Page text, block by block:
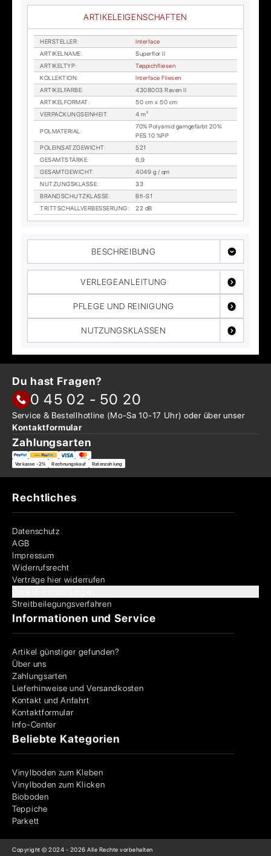
ARTIKELEIGENSCHAFTEN
HER­STEL­LER:
In­ter­face
AR­TI­KEL­NA­ME:
Su­per­flor II
AR­TI­KEL­TYP:
Tep­pich­flie­sen
KOL­LEK­TI­ON:
In­ter­face Flie­sen
AR­TI­KEL­FAR­BE:
4308003 Ra­ven II
AR­TI­KEL­FOR­MAT:
50 cm x 50 cm
VER­PA­CKUNGS­EIN­HEIT: 4 m²
POL­MA­TE­RI­AL :
70% Po­ly­amid garn­ge­färbt 20%
PES 10 %PP
POL­EIN­SATZ­GE­WICHT:
521
GE­SAMT­STÄR­KE:
6,9
GE­SAMT­GE­WICHT:
4049 g / qm
NUT­ZUNGS­KLAS­SE:
33
BRAND­SCHUTZ­KLAS­SE:
Bfl-S1
TRITT­SCHALL­VER­BES­SE­RUNG: 22 dB
BESCHREIBUNG
VERLEGEANLEITUNG
PFLEGE UND REINIGUNG
NUTZUNGSKLASSEN
Du hast Fragen?
0 45 02 - 50 20
Service & Bestellhotline (Mo-Sa 10-17 Uhr) oder überunser
Kontaktformular
Zahlungsarten
Vorkasse -2% Rechnungskauf Ratenzahlung
Rechtliches
Datenschutz
AGB
Impressum
Widerrufsrecht
Verträge hier widerrufen
Streitbeilegungsverfahren
Informationen und Service
Artikel günstiger gefunden?
Über uns
Zahlungsarten
Lieferhinweise und Versandkosten
Kontakt und Anfahrt
Kontaktformular
Info-Center
Beliebte Kategorien
Vinylboden zum Kleben
Vinylboden zum Klicken
Bioboden
Teppiche
Parkett
Copyright © 2024 - 2026 Alle Rechte vorbehalten